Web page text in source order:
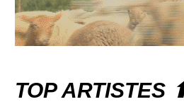
TOP ARTISTES